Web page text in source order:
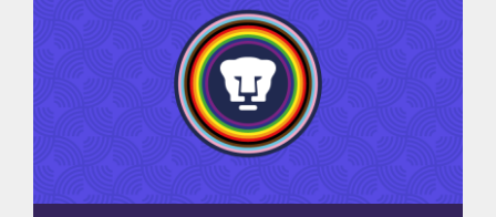
La Boletina
Blog
Recursos